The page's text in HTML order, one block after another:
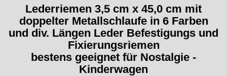
Lederriemen 3,5 cm x 45,0 cm mit
doppelter Metallschlaufe in 6 Farben
und div. Längen Leder Befestigungs und
Fixierungsriemen
bestens geeignet für Nostalgie -
Kinderwagen